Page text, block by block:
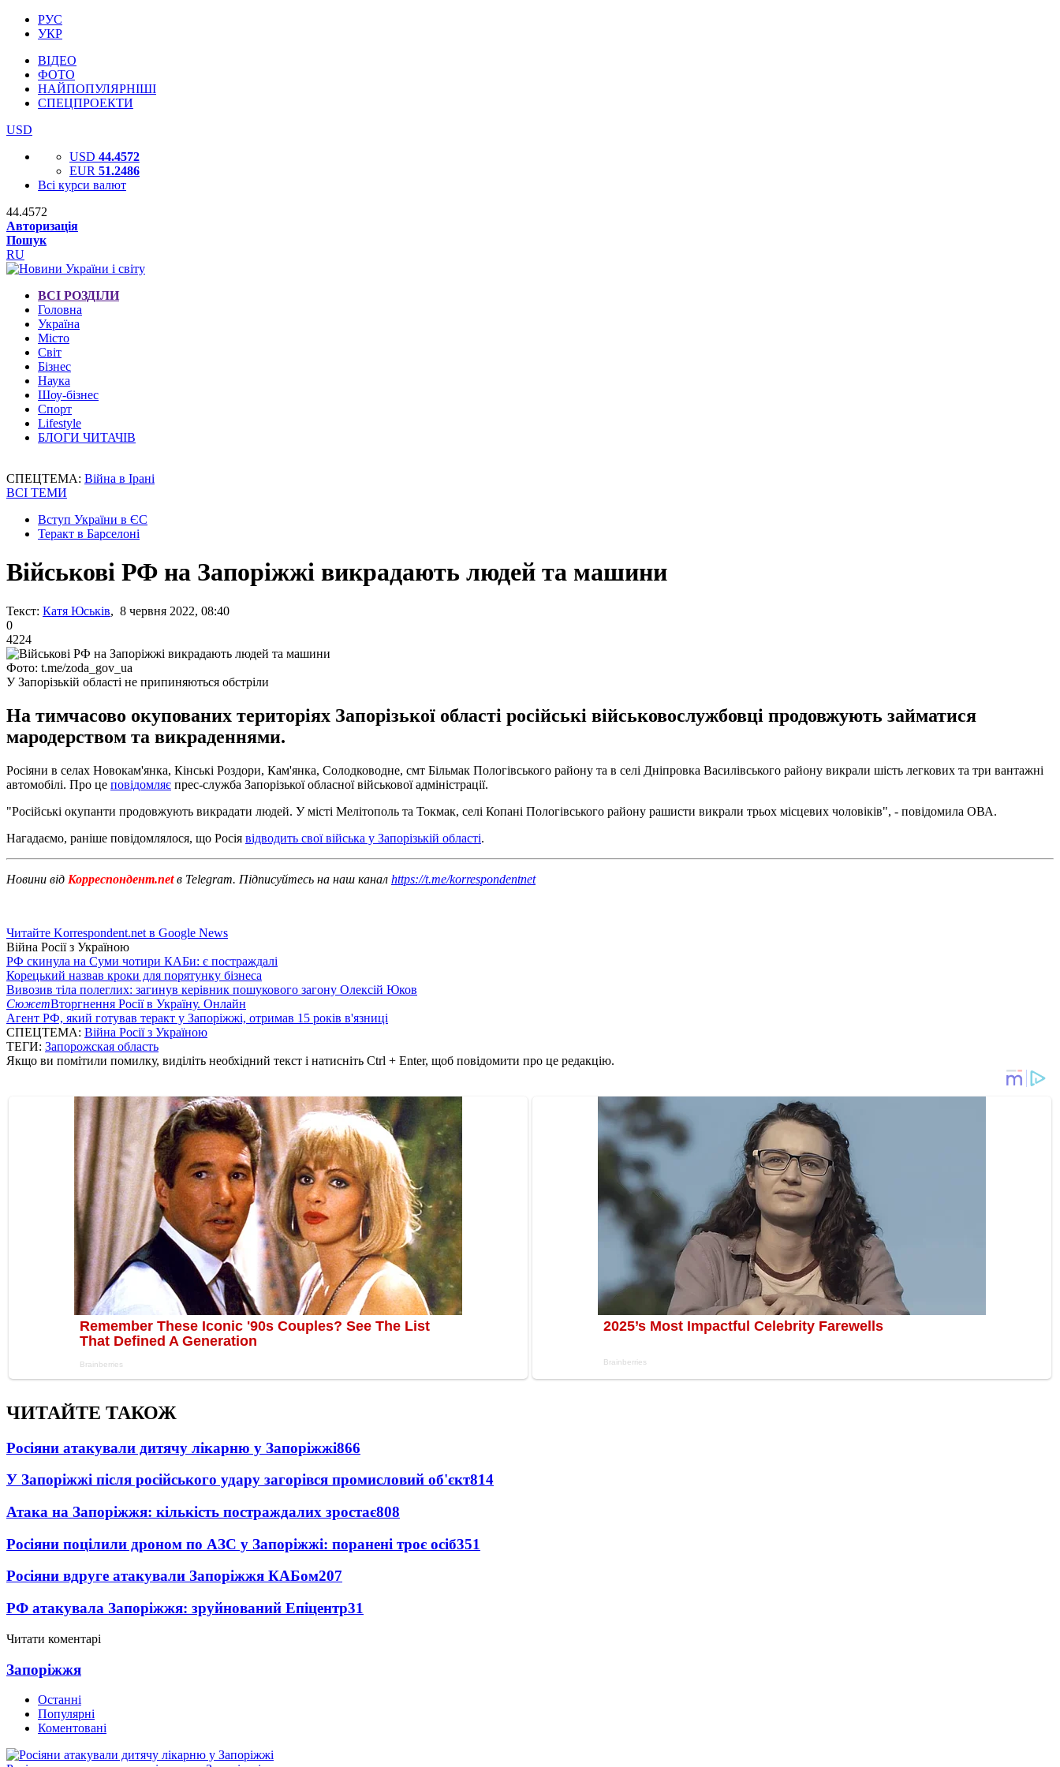
РУС
УКР
ВІДЕО
ФОТО
НАЙПОПУЛЯРНІШІ
СПЕЦПРОЕКТИ
USD
USD 44.4572
EUR 51.2486
Всі курси валют
44.4572
Авторизація
Пошук
RU
ВСІ РОЗДІЛИ
Головна
Україна
Місто
Світ
Бізнес
Наука
Шоу-бізнес
Спорт
Lifestyle
БЛОГИ ЧИТАЧІВ
СПЕЦТЕМА: Війна в Ірані
ВСІ ТЕМИ
Вступ України в ЄС
Теракт в Барселоні
Військові РФ на Запоріжжі викрадають людей та машини
Текст: Катя Юськів, 8 червня 2022, 08:40
0
4224
Фото: t.me/zoda_gov_ua
У Запорізькій області не припиняються обстріли
На тимчасово окупованих територіях Запорізької області російські військовослужбовці продовжують займатися
мародерством та викраденнями.
Росіяни в селах Новокам'янка, Кінські Роздори, Кам'янка, Солодководне, смт Більмак Пологівського району та в селі Дніпровка Василівського району викрали шість легкових та три вантажні
автомобілі. Про це повідомляє прес-служба Запорізької обласної військової адміністрації.
"Російські окупанти продовжують викрадати людей. У місті Мелітополь та Токмак, селі Копані Пологівського району рашисти викрали трьох місцевих чоловіків", - повідомила ОВА.
Нагадаємо, раніше повідомлялося, що Росія відводить свої війська у Запорізькій області.
Новини від Корреспондент.netв Telegram. Підписуйтесь на наш канал https://t.me/korrespondentnet
Читайте Korrespondent.net в Google News
Війна Росії з Україною
РФ скинула на Суми чотири КАБи: є постраждалі
Корецький назвав кроки для порятунку бізнеса
Вивозив тіла полеглих: загинув керівник пошукового загону Олексій Юков
СюжетВторгнення Росії в Україну. Онлайн
Агент РФ, який готував теракт у Запоріжжі, отримав 15 років в'язниці
СПЕЦТЕМА: Війна Росії з Україною
ТЕГИ: Запорожская область
Якщо ви помітили помилку, виділіть необхідний текст і натисніть Ctrl + Enter, щоб повідомити про це редакцію.
ЧИТАЙТЕ ТАКОЖ
Росіяни атакували дитячу лікарню у Запоріжжі866
У Запоріжжі після російського удару загорівся промисловий об'єкт814
Атака на Запоріжжя: кількість постраждалих зростає808
Росіяни поцілили дроном по АЗС у Запоріжжі: поранені троє осіб351
Росіяни вдруге атакували Запоріжжя КАБом207
РФ атакувала Запоріжжя: зруйнований Епіцентр31
Читати коментарі
Запоріжжя
Останні
Популярні
Коментовані